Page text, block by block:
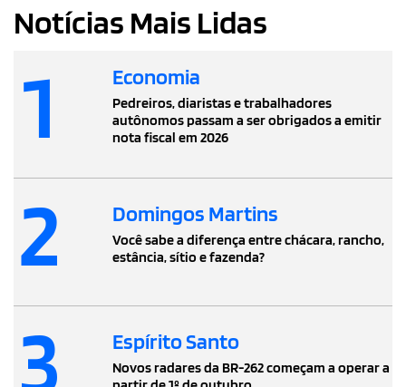
Notícias Mais Lidas
1 Economia
Pedreiros, diaristas e trabalhadores
autônomos passam a ser obrigados a emitir
nota fiscal em 2026
2 Domingos Martins
Você sabe a diferença entre chácara, rancho,
estância, sítio e fazenda?
3 Espírito Santo
Novos radares da BR-262 começam a operar a